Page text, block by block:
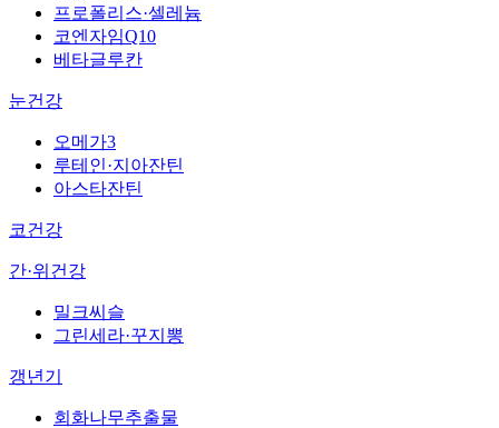
프로폴리스·셀레늄
코엔자임Q10
베타글루칸
눈건강
오메가3
루테인·지아잔틴
아스타잔틴
코건강
간·위건강
밀크씨슬
그린세라·꾸지뽕
갱년기
회화나무추출물